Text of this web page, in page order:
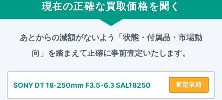
現在の正確な買取価格を聞く
あとからの減額がないよう「状態・付属品・市場動
向」を踏まえて正確に事前査定いたします。
SONY DT 18-250mm F3.5-6.3 SAL18250 査定依頼